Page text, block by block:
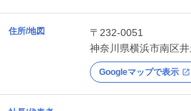
住所/地図
〒232-0051
神奈川県横浜市南区
Googleマップで表示